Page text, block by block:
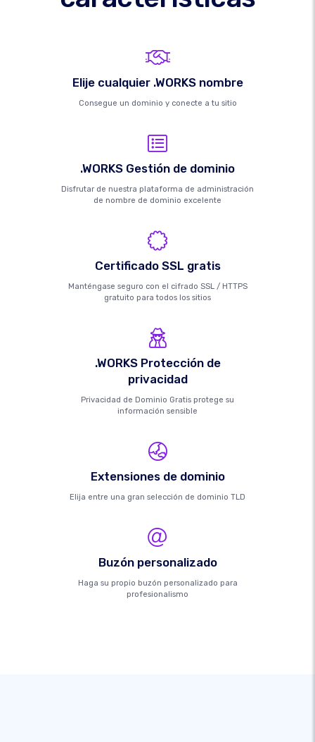
Elije cualquier .WORKS nombre
Consegue un dominio y conecte a tu sitio
.WORKS Gestión de dominio
Disfrutar de nuestra plataforma de administración
de nombre de dominio excelente
Certificado SSL gratis
Manténgase seguro con el cifrado SSL / HTTPS
gratuito para todos los sitios
.WORKS Protección de
privacidad
Privacidad de Dominio Gratis protege su
información sensible
Extensiones de dominio
Elija entre una gran selección de dominio TLD
Buzón personalizado
Haga su propio buzón personalizado para
profesionalismo